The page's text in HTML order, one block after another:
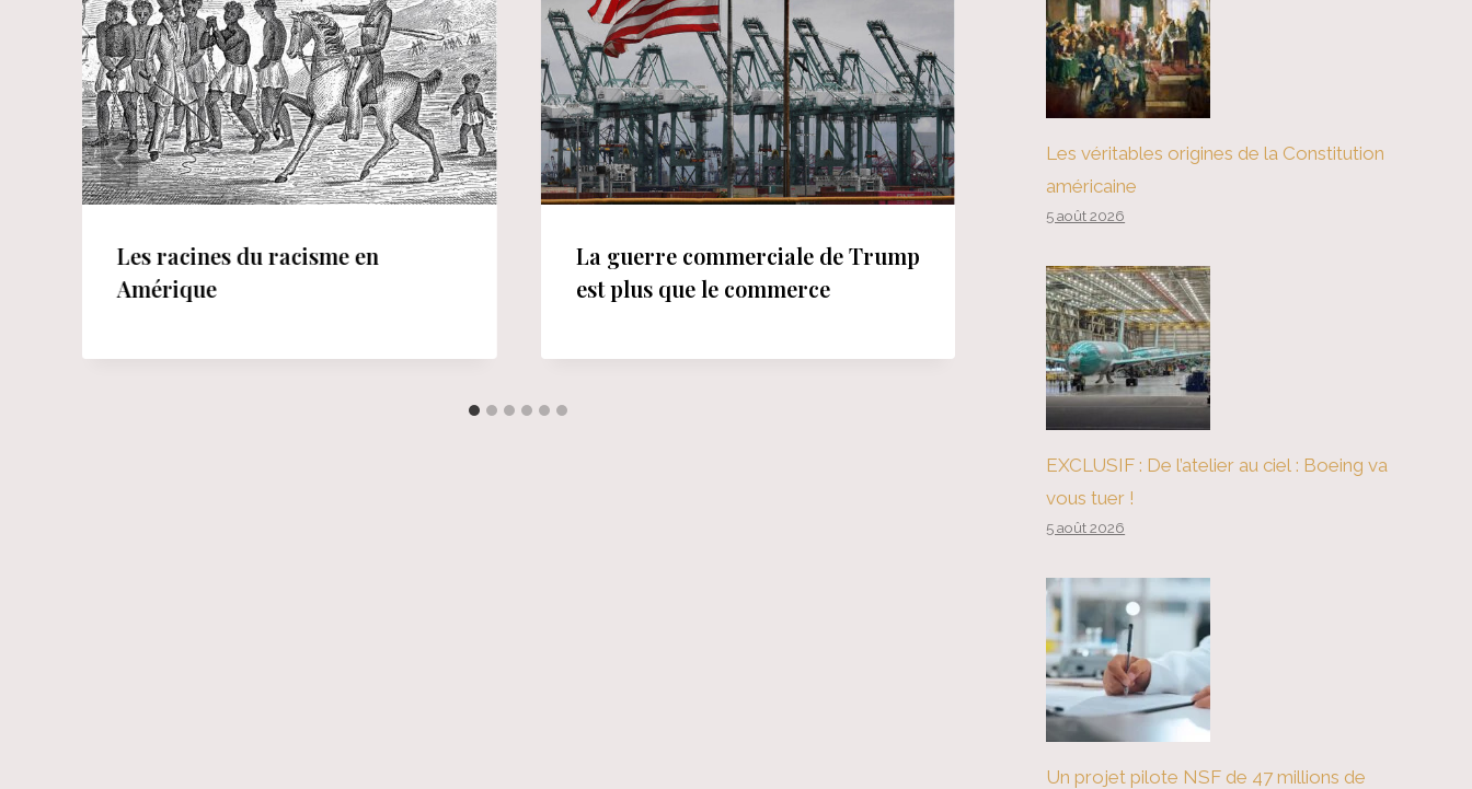
Les racines du racisme en
Amérique
La guerre commerciale de Trump
est plus que le commerce
autre signal d’alarme en cas de
pandémie
Les véritables origines de la Constitution
américaine
5 août 2026
EXCLUSIF : De l’atelier au ciel : Boeing va
vous tuer !
5 août 2026
Un projet pilote NSF de 47 millions de